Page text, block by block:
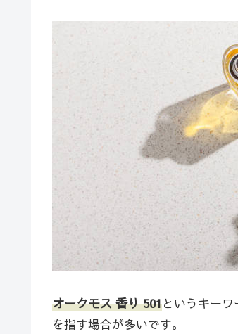
オークモス 香り 501というキー
を指す場合が多いです。